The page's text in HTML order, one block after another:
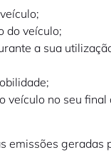
do veículo;
a sua
veículo no seu final
emissões